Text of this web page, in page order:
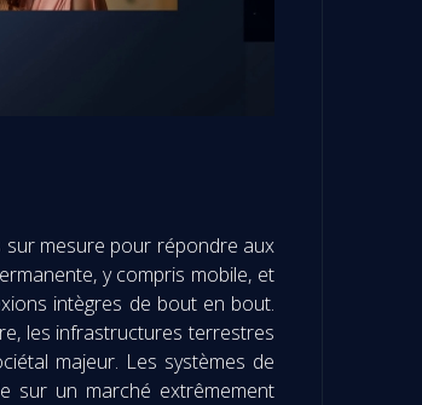
sur mesure pour répondre aux
y compris mobile, et
intègres de bout en bout.
les infrastructures terrestres
majeur. Les systèmes de
sur un marché extrêmement